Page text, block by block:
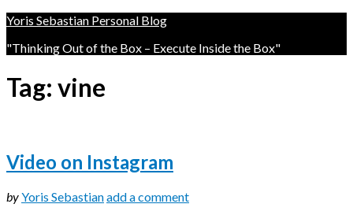
Yoris Sebastian Personal Blog
"Thinking Out of the Box – Execute Inside the Box"
Tag: vine
Video on Instagram
byYoris Sebastian updated
add a comment